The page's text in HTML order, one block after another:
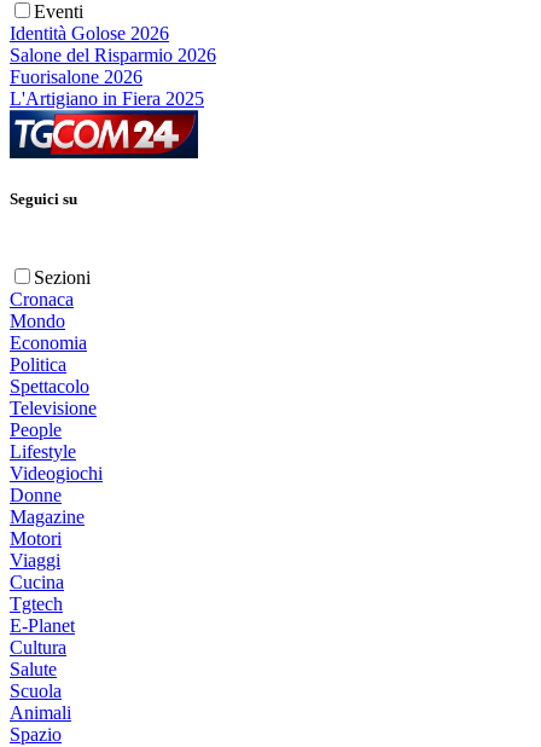
Eventi
Identità Golose 2026
Salone del Risparmio 2026
Fuorisalone 2026
L'Artigiano in Fiera 2025
Seguici su
Sezioni
Cronaca
Mondo
Economia
Politica
Spettacolo
Televisione
People
Lifestyle
Videogiochi
Donne
Magazine
Motori
Viaggi
Cucina
Tgtech
E-Planet
Cultura
Salute
Scuola
Animali
Spazio